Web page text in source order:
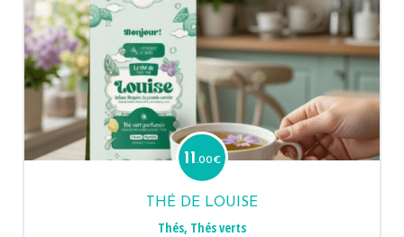
11 .00€
THÉ DE LOUISE
Thés, Thés verts